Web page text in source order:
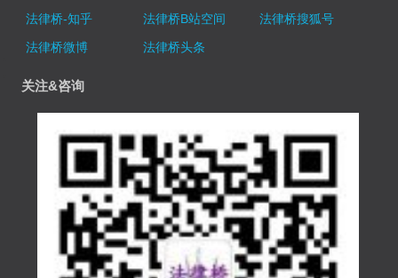
法律桥-知乎
法律桥B站空间
法律桥搜狐号
法律桥微博
法律桥头条
关注&咨询